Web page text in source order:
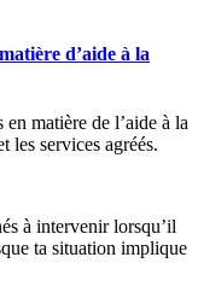
d’aide à la
matière de l’aide à la
les services agréés.
à intervenir lorsqu’il
ta situation implique